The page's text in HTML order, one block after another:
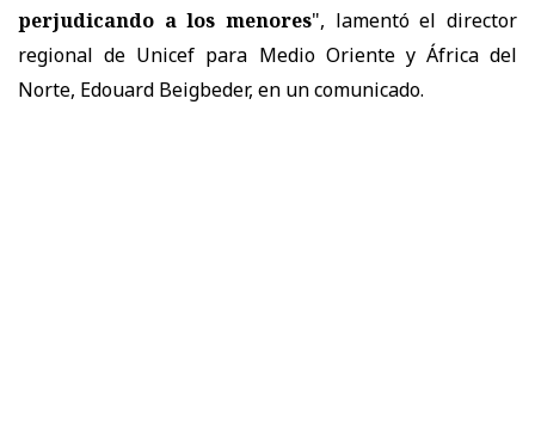
perjudicando a los menores", lamentó el director
regional de Unicef para Medio Oriente y África del
Norte, Edouard Beigbeder, en un comunicado.